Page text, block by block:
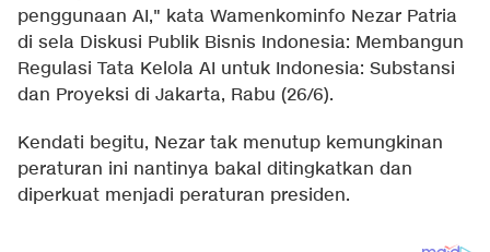
penggunaan AI," kata Wamenkominfo Nezar Patria
di sela Diskusi Publik Bisnis Indonesia: Membangun
Regulasi Tata Kelola AI untuk Indonesia: Substansi
dan Proyeksi di Jakarta, Rabu (26/6).
Kendati begitu, Nezar tak menutup kemungkinan
peraturan ini nantinya bakal ditingkatkan dan
diperkuat menjadi peraturan presiden.